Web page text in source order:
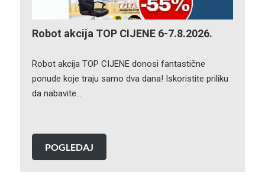
Robot akcija TOP CIJENE 6-7.8.2026.
Robot akcija TOP CIJENE donosi fantastične
ponude koje traju samo dva dana! Iskoristite priliku
da nabavite…
POGLEDAJ